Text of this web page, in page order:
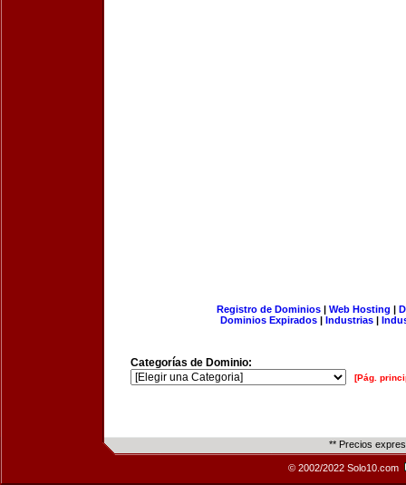
Registro de Dominios| Web Hosting |
Dominios Expirados | Industrias |
Categorías de Dominio:
[Pág.
** Precios
© 2002/2022 Solo10.com